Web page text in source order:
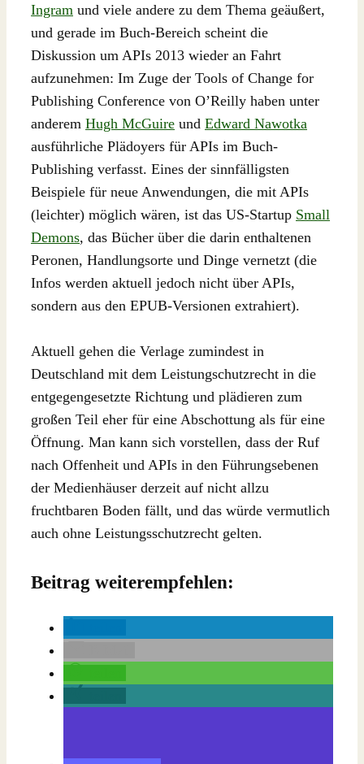
Ingram und viele andere zu dem Thema geäußert,
und gerade im Buch-Bereich scheint die
Diskussion um APIs 2013 wieder an Fahrt
aufzunehmen: Im Zuge der Tools of Change for
Publishing Conference von O’Reilly haben unter
anderem Hugh McGuire und Edward Nawotka
ausführliche Plädoyers für APIs im Buch-
Publishing verfasst. Eines der sinnfälligsten
Beispiele für neue Anwendungen, die mit APIs
(leichter) möglich wären, ist das US-Startup Small
Demons, das Bücher über die darin enthaltenen
Peronen, Handlungsorte und Dinge vernetzt (die
Infos werden aktuell jedoch nicht über APIs,
sondern aus den EPUB-Versionen extrahiert).
Aktuell gehen die Verlage zumindest in
Deutschland mit dem Leistungschutzrecht in die
entgegengesetzte Richtung und plädieren zum
großen Teil eher für eine Abschottung als für eine
Öffnung. Man kann sich vorstellen, dass der Ruf
nach Offenheit und APIs in den Führungsebenen
der Medienhäuser derzeit auf nicht allzu
fruchtbaren Boden fällt, und das würde vermutlich
auch ohne Leistungsschutzrecht gelten.
Beitrag weiterempfehlen: